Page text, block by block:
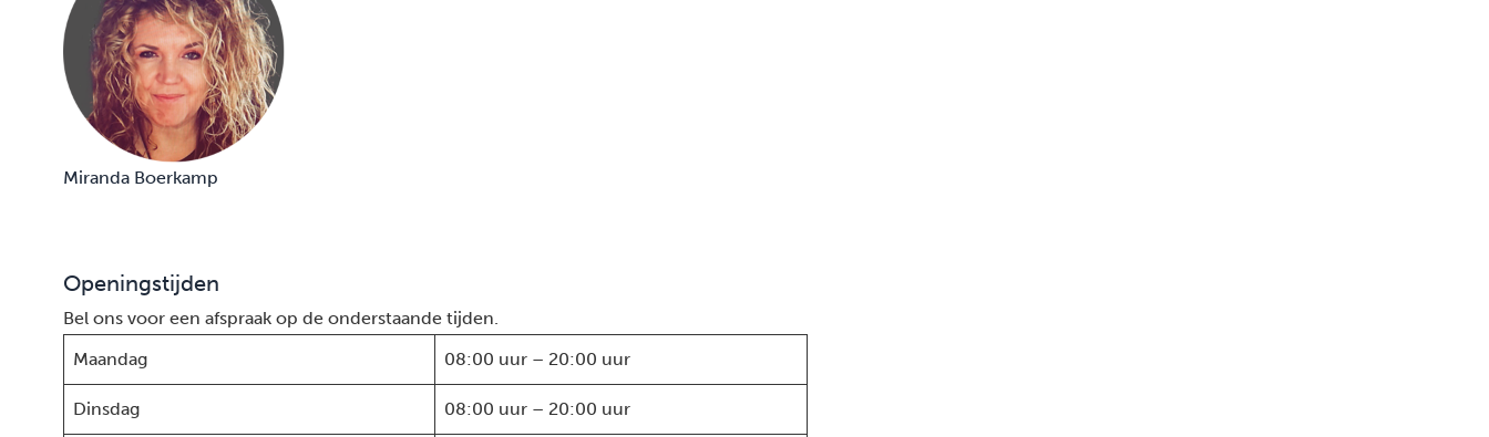
Miranda Boerkamp
Openingstijden
Bel ons voor een afspraak op de onderstaande tijden.
Maandag
08:00 uur – 20:00 uur
Dinsdag 08:00 uur – 20:00 uur